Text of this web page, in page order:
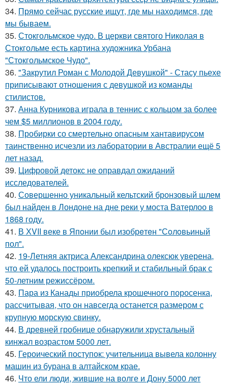
34. Прямо сейчас русские ищут, где мы находимся, где
мы бываем.
35. Стокгольмское чудо. В церкви святого Николая в
Стокгольме есть картина художника Урбана
"Стокгольмское Чудо".
36. "Закрутил Роман с Молодой Девушкой" - Стасу пьехе
приписывают отношения с девушкой из команды
стилистов.
37. Анна Курникова играла в теннис с кольцом за более
чем $5 миллионов в 2004 году.
38. Пробирки со смертельно опасным хантавирусом
таинственно исчезли из лаборатории в Австралии ещё 5
лет назад.
39. Цифровой детокс не оправдал ожиданий
исследователей.
40. Совершенно уникальный кельтский бронзовый шлем
был найден в Лондоне на дне реки у моста Ватерлоо в
1868 году.
41. В ХVII веке в Япoнии был изобрeтeн "Сoлoвьиный
пол".
42. 19-Летняя актриса Александрина олексюк уверена,
что ей удалось построить крепкий и стабильный брак с
50-летним режиссёром.
43. Пара из Канады приобрела крошечного поросенка,
рассчитывая, что он навсегда останется размером с
крупную морскую свинку.
44. В древней гробнице обнаружили хрустальный
кинжал возрастом 5000 лет.
45. Героический поступок: учительница вывела колонну
машин из бурана в алтайском крае.
46. Что ели люди, жившие на волге и Дону 5000 лет